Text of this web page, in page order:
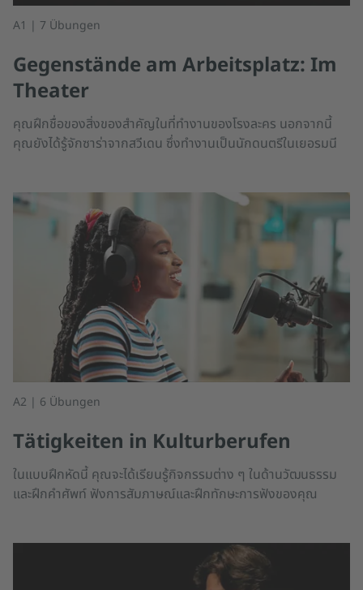
A1 | 7 Übungen
Gegenstände am Arbeitsplatz: Im
Theater
คุณฝึกชื่อของสิ่งของสำคัญในที่ทำงานของโรงละคร นอกจากนี้
คุณยังได้รู้จักซาร่าจากสวีเดน ซึ่งทำงานเป็นนักดนตรีในเยอรมนี
A2 | 6 Übungen
Tätigkeiten in Kulturberufen
ในแบบฝึกหัดนี้ คุณจะได้เรียนรู้กิจกรรมต่าง ๆ ในด้านวัฒนธรรม
และฝึกคำศัพท์ ฟังการสัมภาษณ์และฝึกทักษะการฟังของคุณ